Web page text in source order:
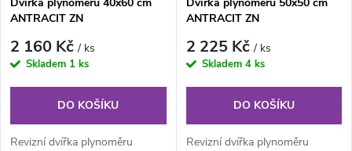
ANTRACIT ZN
2 160 Kč/ ks
Skladem 1 ks
DO KOŠÍKU
Revizní dvířka plynoměru
ANTRACIT ZN
2 225 Kč/ ks
Skladem 4 ks
DO KOŠÍKU
Revizní dvířka plynoměru